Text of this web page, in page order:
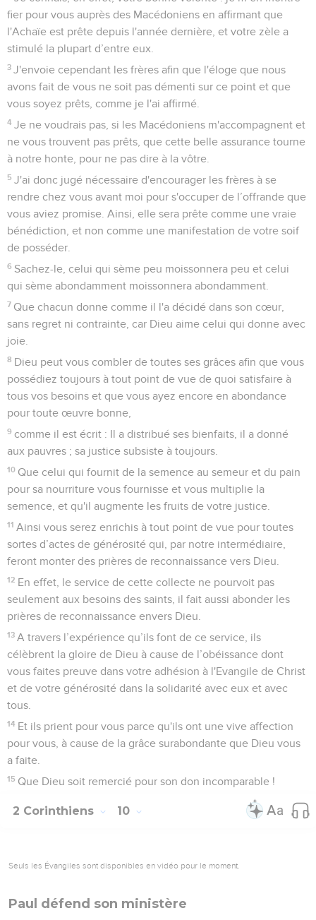
fier pour vous auprès des Macédoniens en affirmant que
l'Achaïe est prête depuis l'année dernière, et votre zèle a
stimulé la plupart d’entre eux.
3 J'envoie cependant les frères afin que l'éloge que nous
avons fait de vous ne soit pas démenti sur ce point et que
vous soyez prêts, comme je l'ai affirmé.
4 Je ne voudrais pas, si les Macédoniens m'accompagnent et
ne vous trouvent pas prêts, que cette belle assurance tourne
à notre honte, pour ne pas dire à la vôtre.
5 J'ai donc jugé nécessaire d'encourager les frères à se
rendre chez vous avant moi pour s'occuper de l’offrande que
vous aviez promise. Ainsi, elle sera prête comme une vraie
bénédiction, et non comme une manifestation de votre soif
de posséder.
6 Sachez-le, celui qui sème peu moissonnera peu et celui
qui sème abondamment moissonnera abondamment.
7 Que chacun donne comme il l'a décidé dans son cœur,
sans regret ni contrainte, car Dieu aime celui qui donne avec
joie.
8 Dieu peut vous combler de toutes ses grâces afin que vous
possédiez toujours à tout point de vue de quoi satisfaire à
tous vos besoins et que vous ayez encore en abondance
pour toute œuvre bonne,
9 comme il est écrit : Il a distribué ses bienfaits, il a donné
aux pauvres ; sa justice subsiste à toujours.
10 Que celui qui fournit de la semence au semeur et du pain
pour sa nourriture vous fournisse et vous multiplie la
semence, et qu'il augmente les fruits de votre justice.
11 Ainsi vous serez enrichis à tout point de vue pour toutes
sortes d’actes de générosité qui, par notre intermédiaire,
feront monter des prières de reconnaissance vers Dieu.
12 En effet, le service de cette collecte ne pourvoit pas
seulement aux besoins des saints, il fait aussi abonder les
prières de reconnaissance envers Dieu.
13 A travers l’expérience qu’ils font de ce service, ils
célèbrent la gloire de Dieu à cause de l’obéissance dont
vous faites preuve dans votre adhésion à l'Evangile de Christ
et de votre générosité dans la solidarité avec eux et avec
tous.
14 Et ils prient pour vous parce qu'ils ont une vive affection
pour vous, à cause de la grâce surabondante que Dieu vous
a faite.
15 Que Dieu soit remercié pour son don incomparable !
2 Corinthiens 10
Seuls les Évangiles sont disponibles en vidéo pour le moment.
Paul défend son ministère